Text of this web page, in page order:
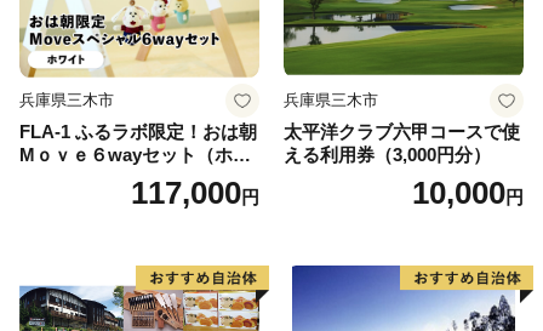
兵庫県三木市
FLA-1 ふるラボ限定！おは朝
Mｏｖｅ６wayセット（ホワ
117,000円
兵庫県三木市
太平洋クラブ六甲コースで使
える利用券（3,000円分）
10,000円